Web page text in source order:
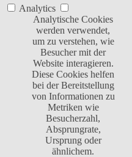
Analytics
Analytische Cookies
werden verwendet,
um zu verstehen, wie
Besucher mit der
Website interagieren.
Diese Cookies helfen
bei der Bereitstellung
von Informationen zu
Metriken wie
Besucherzahl,
Absprungrate,
Ursprung oder
ähnlichem.